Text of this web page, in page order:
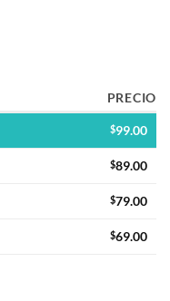
PRECIO
$99.00
$89.00
$79.00
$69.00